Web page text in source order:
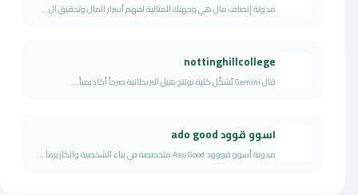
مدونة إنصاف مال هي وجهتك المثالية لفهم أسرار المال وتحقيق ال...
nottinghillcollege
قال Gemini تُشكّل كلية نوتنج هيل البريطانية صرحاً أكاديمياً...
اسوو قوود ado good
مدونة أسوو قووود Aso Good متخصصة في بناء الشخصية والكاريزما ...